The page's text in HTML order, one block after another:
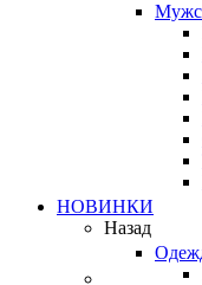
НОВИНКИ
Назад